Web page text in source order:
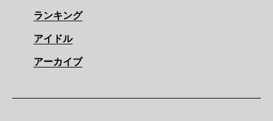
ランキング
アイドル
アーカイブ